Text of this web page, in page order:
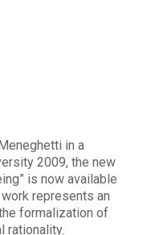
in a
2009, the new
is now available
represents an
formalization of
rationality.